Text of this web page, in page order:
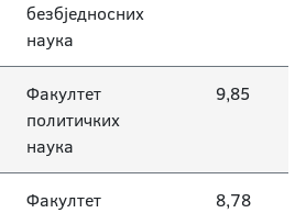
безбједносних
наука
Факултет
политичких
наука
9,85
Факултет
8,78